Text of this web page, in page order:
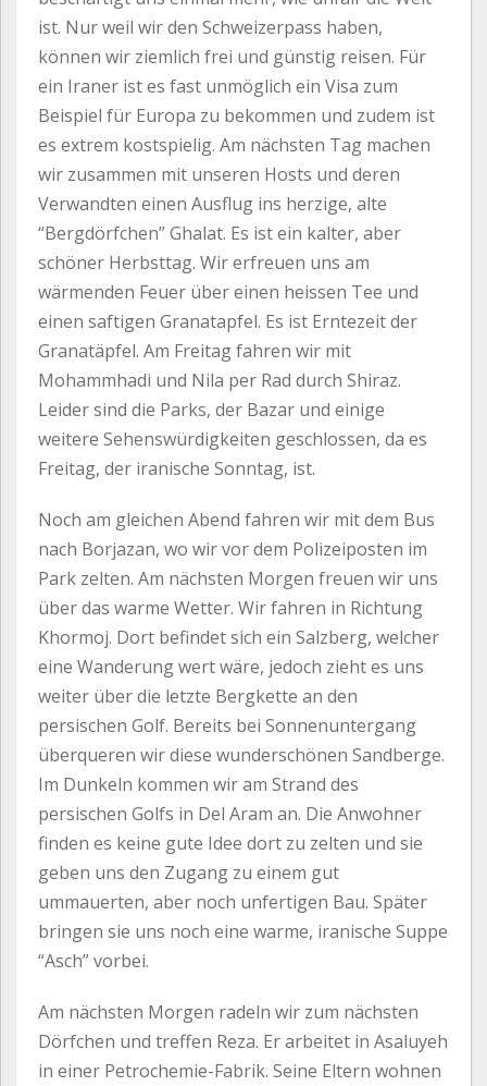
ist. Nur weil wir den Schweizerpass haben,
können wir ziemlich frei und günstig reisen. Für
ein Iraner ist es fast unmöglich ein Visa zum
Beispiel für Europa zu bekommen und zudem ist
es extrem kostspielig. Am nächsten Tag machen
wir zusammen mit unseren Hosts und deren
Verwandten einen Ausflug ins herzige, alte
“Bergdörfchen” Ghalat. Es ist ein kalter, aber
schöner Herbsttag. Wir erfreuen uns am
wärmenden Feuer über einen heissen Tee und
einen saftigen Granatapfel. Es ist Erntezeit der
Granatäpfel. Am Freitag fahren wir mit
Mohammhadi und Nila per Rad durch Shiraz.
Leider sind die Parks, der Bazar und einige
weitere Sehenswürdigkeiten geschlossen, da es
Freitag, der iranische Sonntag, ist.
Noch am gleichen Abend fahren wir mit dem Bus
nach Borjazan, wo wir vor dem Polizeiposten im
Park zelten. Am nächsten Morgen freuen wir uns
über das warme Wetter. Wir fahren in Richtung
Khormoj. Dort befindet sich ein Salzberg, welcher
eine Wanderung wert wäre, jedoch zieht es uns
weiter über die letzte Bergkette an den
persischen Golf. Bereits bei Sonnenuntergang
überqueren wir diese wunderschönen Sandberge.
Im Dunkeln kommen wir am Strand des
persischen Golfs in Del Aram an. Die Anwohner
finden es keine gute Idee dort zu zelten und sie
geben uns den Zugang zu einem gut
ummauerten, aber noch unfertigen Bau. Später
bringen sie uns noch eine warme, iranische Suppe
“Asch” vorbei.
Am nächsten Morgen radeln wir zum nächsten
Dörfchen und treffen Reza. Er arbeitet in Asaluyeh
in einer Petrochemie-Fabrik. Seine Eltern wohnen